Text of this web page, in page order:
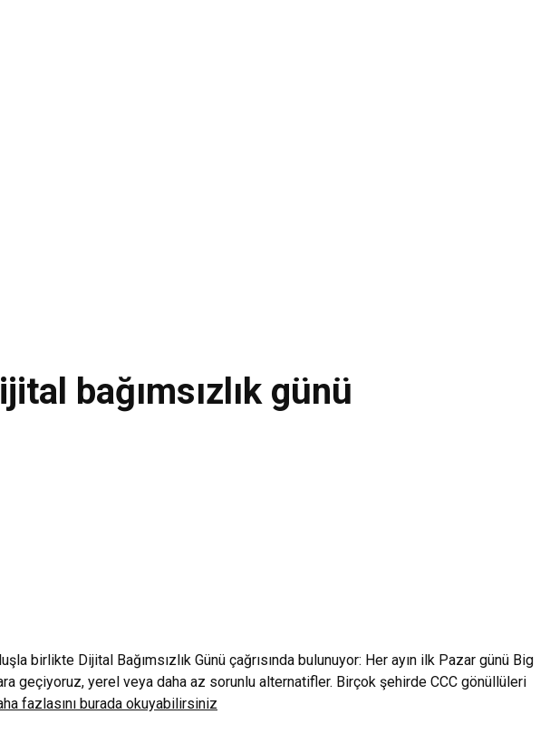
bağımsızlık günü
birlikte Dijital Bağımsızlık Günü çağrısında bulunuyor: Her ayın ilk Pazar günü Big
geçiyoruz, yerel veya daha az sorunlu alternatifler. Birçok şehirde CCC gönüllüleri
fazlasını burada okuyabilirsiniz